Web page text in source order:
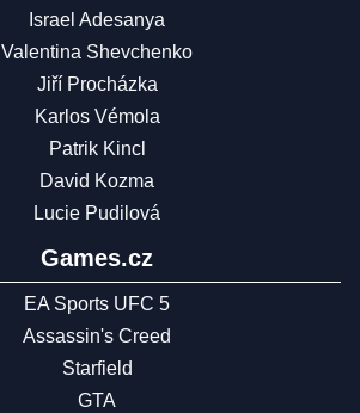
Israel Adesanya
Valentina Shevchenko
Jiří Procházka
Karlos Vémola
Patrik Kincl
David Kozma
Lucie Pudilová
Games.cz
EA Sports UFC 5
Assassin's Creed
Starfield
GTA